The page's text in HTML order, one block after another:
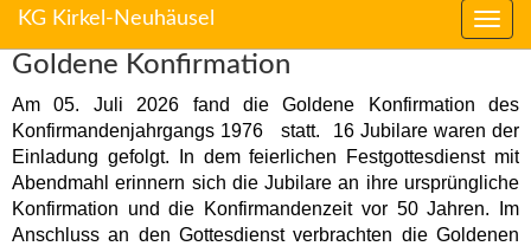
zum
springen
KG Kirkel-Neuhäusel
zum
springen
Goldene Konfirmation
Am 05. Juli 2026 fand die Goldene Konfirmation des
Konfirmandenjahrgangs 1976
statt.
16 Jubilare waren der
Einladung gefolgt. In dem feierlichen Festgottesdienst mit
Abendmahl erinnern sich die Jubilare an ihre ursprüngliche
Konfirmation und die Konfirmandenzeit vor 50 Jahren. Im
Anschluss an den Gottesdienst verbrachten die Goldenen